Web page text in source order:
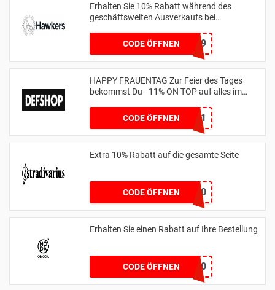
Erhalten Sie 10% Rabatt während des
geschäftsweiten Ausverkaufs bei
CODE ÖFFNEN
HC-JOAONUNES999
HAPPY FRAUENTAG Zur Feier des Tages
bekommst Du - 11% ON TOP auf alles im
CODE ÖFFNEN
WOMENSDAY11
Extra 10% Rabatt auf die gesamte Seite
CODE ÖFFNENSPRING10
Erhalten Sie einen Rabatt auf Ihre Bestellung
CODE ÖFFNENWEER10